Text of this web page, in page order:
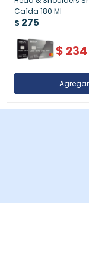
Caída 180 Ml
$ 275
$ 234